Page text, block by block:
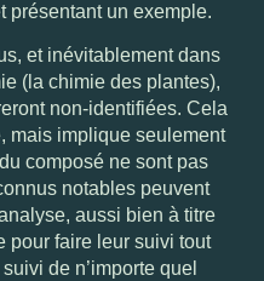
présentant un exemple.
et inévitablement dans
(la chimie des plantes),
non-identifiées. Cela
mais implique seulement
composé ne sont pas
notables peuvent
aussi bien à titre
pour faire leur suivi tout
de n’importe quel